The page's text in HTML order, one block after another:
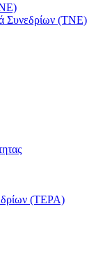
Συνεδρίων (ΤΝΕ)
(ΤΕΡΑ)